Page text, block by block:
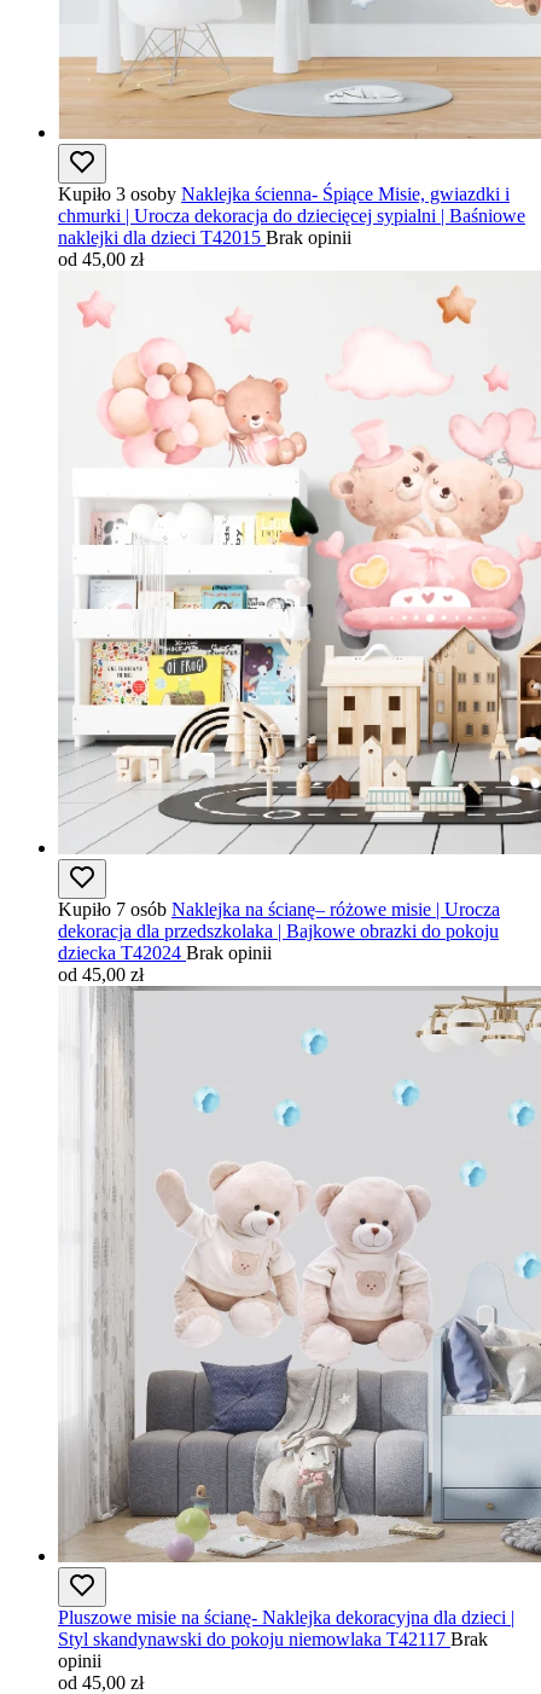
Kupiło 3 osoby Naklejka ścienna- Śpiące Misie, gwiazdki i
chmurki | Urocza dekoracja do dziecięcej sypialni | Baśniowe
naklejki dla dzieci T42015 Brak opinii
od 45,00 zł
Kupiło 7 osób Naklejka na ścianę– różowe misie | Urocza
dekoracja dla przedszkolaka | Bajkowe obrazki do pokoju
dziecka T42024 Brak opinii
od 45,00 zł
Pluszowe misie na ścianę- Naklejka dekoracyjna dla dzieci |
Styl skandynawski do pokoju niemowlaka T42117 Brak
opinii
od 45,00 zł